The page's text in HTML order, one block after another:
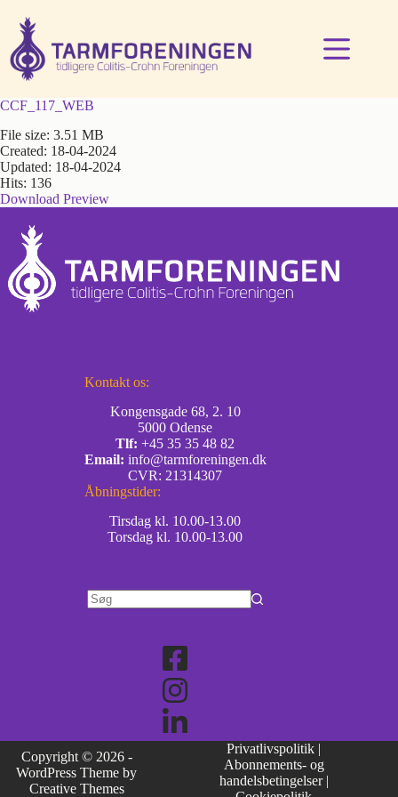
indhold
CCF_117_WEB
File size: 3.51 MB
Created: 18-04-2024
Updated: 18-04-2024
Hits: 136
Download Preview
Kontakt os:
Kongensgade 68, 2. 10
5000 Odense
Tlf: +45 35 35 48 82
Email: info@tarmforeningen.dk
CVR: 21314307
Åbningstider:
Tirsdag kl. 10.00-13.00
Torsdag kl. 10.00-13.00
Copyright © 2026 -
WordPress Theme by
Creative Themes
Privatlivspolitik |
Abonnements- og
handelsbetingelser |